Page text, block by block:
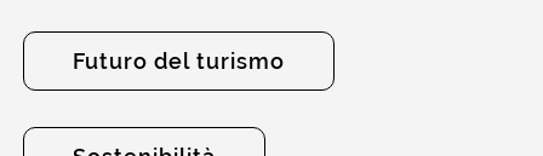
Futuro del turismo